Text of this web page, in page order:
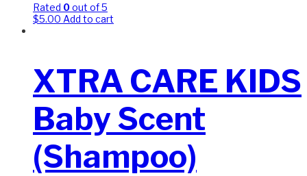
Rated 0out of 5
$5.00 Add to cart
XTRA CARE KIDS
Baby Scent
(Shampoo)